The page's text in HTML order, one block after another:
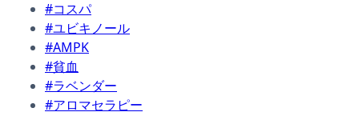
#コスパ
#ユビキノール
#AMPK
#貧血
#ラベンダー
#アロマセラピー